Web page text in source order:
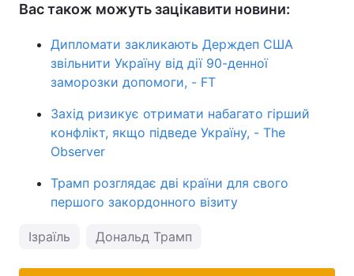
Вас також можуть зацікавити новини:
Дипломати закликають Держдеп США
звільнити Україну від дії 90-денної
заморозки допомоги, - FT
Захід ризикує отримати набагато гірший
конфлікт, якщо підведе Україну, - The
Observer
Трамп розглядає дві країни для свого
першого закордонного візиту
Ізраїль Дональд Трамп